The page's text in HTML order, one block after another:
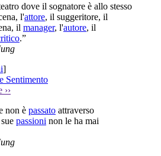
dove il sognatore è allo stesso
l'attore, il suggeritore, il
il manager, l'autore, il
.”
]
Sentimento
››
non è passato attraverso
passioni non le ha mai